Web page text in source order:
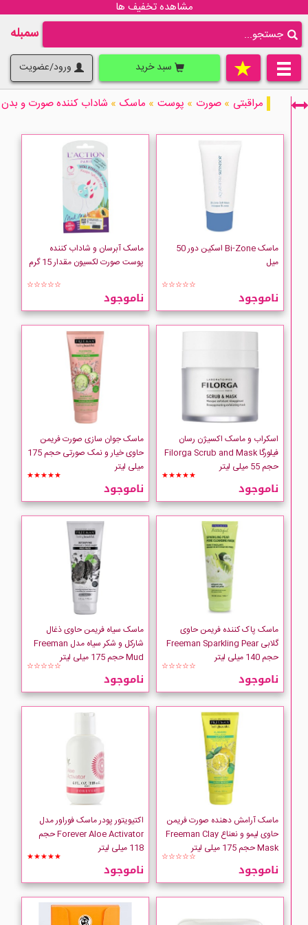
مشاهده تخفیف ها
سمبله
سبد خرید ورود/عضویت
فقط نمایش کالاهای موجود
Bernard Cassiere
Collistar
DIADERMINE
EVOLUderm
FILORGA
FOREVER
Freeman
GARNIER
Good Virtues Co
LACTION
LOREAL
Neutrogena
Petal Fresh
PUREDERM
Queen Helene
Simple
SKEYNDOR
مراقبتی » صورت » پوست » ماسک » شاداب کننده صورت و بدن
ماسک Bi-Zone اسکین دور 50
میل
☆☆☆☆☆
ناموجود
ماسک آبرسان و شاداب کننده
پوست صورت لکسیون مقدار 15 گرم
☆☆☆☆☆
ناموجود
اسکراب و ماسک اکسیژن رسان
فیلورگا Filorga Scrub and Mask
حجم 55 میلی لیتر
★★★★★
ناموجود
ماسک جوان سازی صورت فریمن
حاوی خیار و نمک صورتی حجم 175
میلی لیتر
★★★★★
ناموجود
ماسک پاک کننده فریمن حاوی
گلابی Freeman Sparkling Pear
حجم 140 میلی لیتر
☆☆☆☆☆
ناموجود
ماسک سیاه فریمن حاوی ذغال
شارکل و شکر سیاه مدل Freeman
Mud حجم 175 میلی لیتر
☆☆☆☆☆
ناموجود
ماسک آرامش دهنده صورت فریمن
حاوی لیمو و نعناع Freeman Clay
Mask حجم 175 میلی لیتر
☆☆☆☆☆
ناموجود
اکتیویتور پودر ماسک فوراور مدل
Forever Aloe Activator حجم
118 میلی لیتر
★★★★★
ناموجود